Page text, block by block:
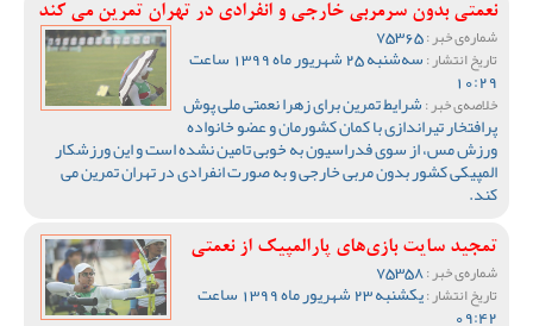
نعمتی بدون سرمربی خارجی و انفرادی در تهران تمرین می کند
شماره‌ی خبر :
تاریخ انتشار : سه‌شنبه 25 شهریور ماه 1399 ساعت
10:29
خلاصه‌ی خبر :شرایط تمرین برای زهرا نعمتی ملی پوش
پرافتخار تیراندازی با کمان کشورمان و عضو خانواده
ورزش مس، از سوی فدراسیون به خوبی تامین نشده است و این ورزشکار
المپیکی کشور بدون مربی خارجی و به صورت انفرادی در تهران تمرین می
کند.
تمجید سایت بازی‌های پارالمپیک از نعمتی
شماره‌ی خبر :
تاریخ انتشار : یکشنبه 23 شهریور ماه 1399 ساعت
09:42